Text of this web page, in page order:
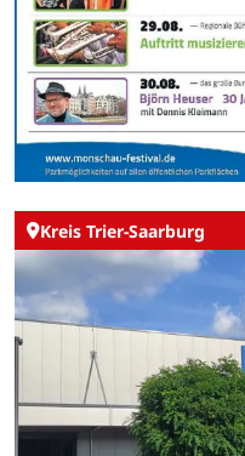
Kreis Trier-Saarburg